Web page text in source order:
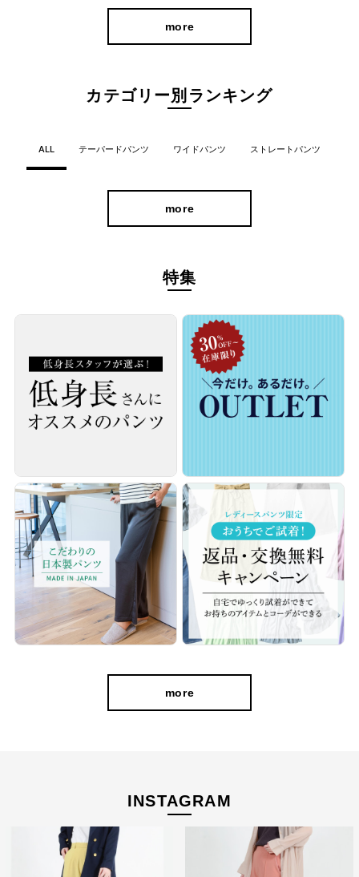
more
カテゴリー別ランキング
ALL テーパードパンツ ワイドパンツ ストレートパンツ
more
特集
more
INSTAGRAM